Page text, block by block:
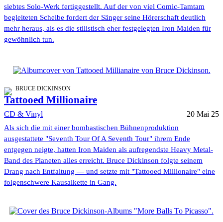
siebtes Solo-Werk fertiggestellt. Auf der von viel Comic-Tamtam
begleiteten Scheibe fordert der Sänger seine Hörerschaft deutlich
mehr heraus, als es die stilistisch eher festgelegten Iron Maiden für
gewöhnlich tun.
BRUCE DICKINSON
Tattooed Millionaire
CD & Vinyl 20 Mai 25
Als sich die mit einer bombastischen Bühnenproduktion
ausgestattete "Seventh Tour Of A Seventh Tour" ihrem Ende
entgegen neigte, hatten Iron Maiden als aufregendste Heavy Metal-
Band des Planeten alles erreicht. Bruce Dickinson folgte seinem
Drang nach Entfaltung — und setzte mit "Tattooed Millionaire" eine
folgenschwere Kausalkette in Gang.